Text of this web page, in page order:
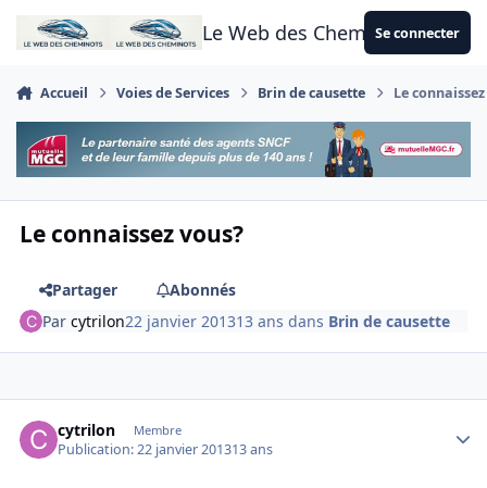
Aller au contenu
Le Web des CheminotsSe connecter
Accueil Voies de Services Brin de causette Le
Le connaissez vous?
Partager
Abonnés
Parcytrilon22 janvier 201313 ans dans Brin de causette
cytrilon Membre
Publication:22 janvier 201313 ans